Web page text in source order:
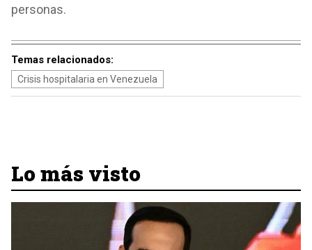
personas.
Temas relacionados:
Crisis hospitalaria en Venezuela
Lo más visto